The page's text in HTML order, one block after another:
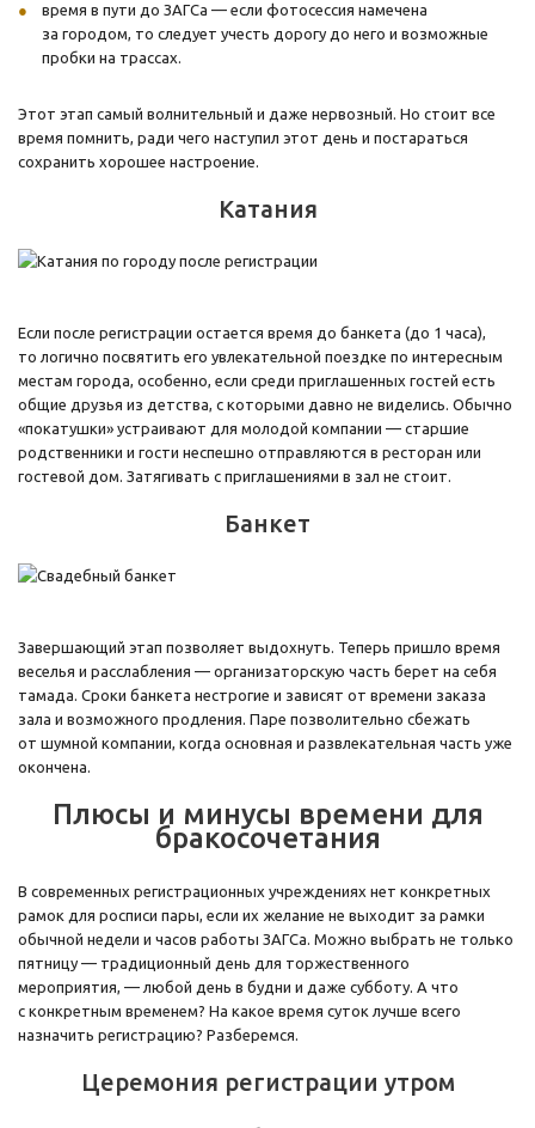
время в пути до ЗАГСа — если фотосессия намечена
за городом, то следует учесть дорогу до него и возможные
пробки на трассах.
Этот этап самый волнительный и даже нервозный. Но стоит все
время помнить, ради чего наступил этот день и постараться
сохранить хорошее настроение.
Катания
Если после регистрации остается время до банкета (до 1 часа),
то логично посвятить его увлекательной поездке по интересным
местам города, особенно, если среди приглашенных гостей есть
общие друзья из детства, с которыми давно не виделись. Обычно
«покатушки» устраивают для молодой компании — старшие
родственники и гости неспешно отправляются в ресторан или
гостевой дом. Затягивать с приглашениями в зал не стоит.
Банкет
Завершающий этап позволяет выдохнуть. Теперь пришло время
веселья и расслабления — организаторскую часть берет на себя
тамада. Сроки банкета нестрогие и зависят от времени заказа
зала и возможного продления. Паре позволительно сбежать
от шумной компании, когда основная и развлекательная часть уже
окончена.
Плюсы и минусы времени для
бракосочетания
В современных регистрационных учреждениях нет конкретных
рамок для росписи пары, если их желание не выходит за рамки
обычной недели и часов работы ЗАГСа. Можно выбрать не только
пятницу — традиционный день для торжественного
мероприятия, — любой день в будни и даже субботу. А что
с конкретным временем? На какое время суток лучше всего
назначить регистрацию? Разберемся.
Церемония регистрации утром